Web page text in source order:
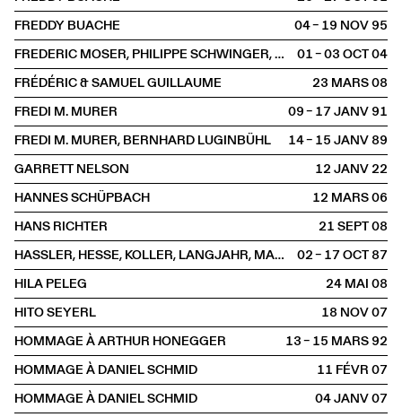
FREDDY BUACHE
04 – 19 NOV1995
FREDERIC MOSER, PHILIPPE SCHWINGER, CHRISTOPH BÜCHEL, GIANI MOTTI, AYTEN MUTLU SARAY & DANIEL SCHWEIZER
01 – 03 OCT2004
FRÉDÉRIC & SAMUEL GUILLAUME
23 MARS2008
FREDI M. MURER
09 – 17 JANV1991
FREDI M. MURER, BERNHARD LUGINBÜHL
14 – 15 JANV1989
GARRETT NELSON
12 JANV2022
HANNES SCHÜPBACH
12 MARS2006
HANS RICHTER
21 SEPT2008
HASSLER, HESSE, KOLLER, LANGJAHR, MARTI/MERTENS, SCHOCHER
02 – 17 OCT1987
HILA PELEG
24 MAI2008
HITO SEYERL
18 NOV2007
HOMMAGE À ARTHUR HONEGGER
13 – 15 MARS1992
HOMMAGE À DANIEL SCHMID
11 FÉVR2007
HOMMAGE À DANIEL SCHMID
04 JANV2007